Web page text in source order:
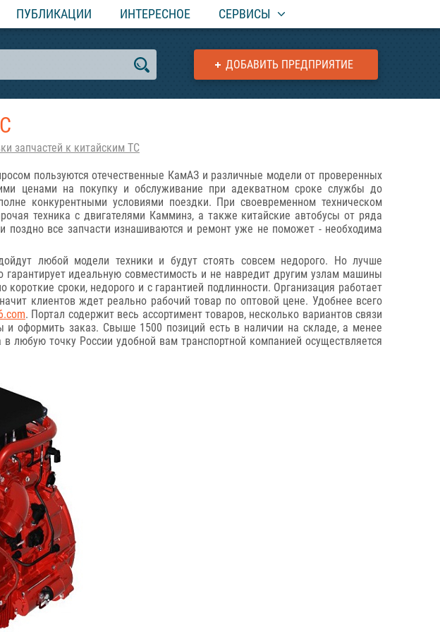
ПУБЛИКАЦИИ ИНТЕРЕСНОЕ СЕРВИСЫ
ДОБАВИТЬ ПРЕДПРИЯТИЕ
запчастей к китайским ТС
пользуются отечественные КамАЗ и различные модели от проверенных
ценами на покупку и обслуживание при адекватном сроке службы до
конкурентными условиями поездки. При своевременном техническом
техника с двигателями Камминз, а также китайские автобусы от ряда
все запчасти изнашиваются и ремонт уже не поможет - необходима
любой модели техники и будут стоять совсем недорого. Но лучше
гарантирует идеальную совместимость и не навредит другим узлам машины
сроки, недорого и с гарантией подлинности. Организация работает
клиентов ждет реально рабочий товар по оптовой цене. Удобнее всего
. Портал содержит весь ассортимент товаров, несколько вариантов связи
оформить заказ. Свыше 1500 позиций есть в наличии на складе, а менее
любую точку России удобной вам транспортной компанией осуществляется